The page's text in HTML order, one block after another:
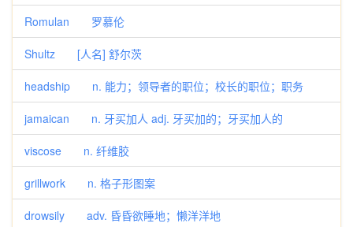
Romulan 罗慕伦
Shultz [人名] 舒尔茨
headship n. 能力；领导者的职位；校长的职位；职务
jamaican n. 牙买加人 adj. 牙买加的；牙买加人的
viscose n. 纤维胶
grillwork n. 格子形图案
drowsily adv. 昏昏欲睡地；懒洋洋地